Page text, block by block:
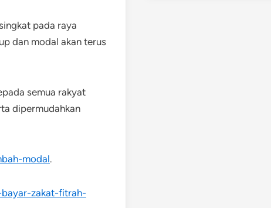
pada raya
dan modal akan terus
semua rakyat
dipermudahkan
modal.
zakat-fitrah-